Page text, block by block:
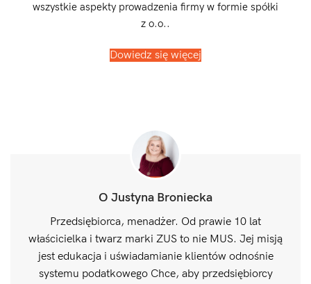
wszystkie aspekty prowadzenia firmy w formie spółki
z o.o..
Dowiedz się więcej
O Justyna Broniecka
Przedsiębiorca, menadżer. Od prawie 10 lat
właścicielka i twarz marki ZUS to nie MUS. Jej misją
jest edukacja i uświadamianie klientów odnośnie
systemu podatkowego Chce, aby przedsiębiorcy